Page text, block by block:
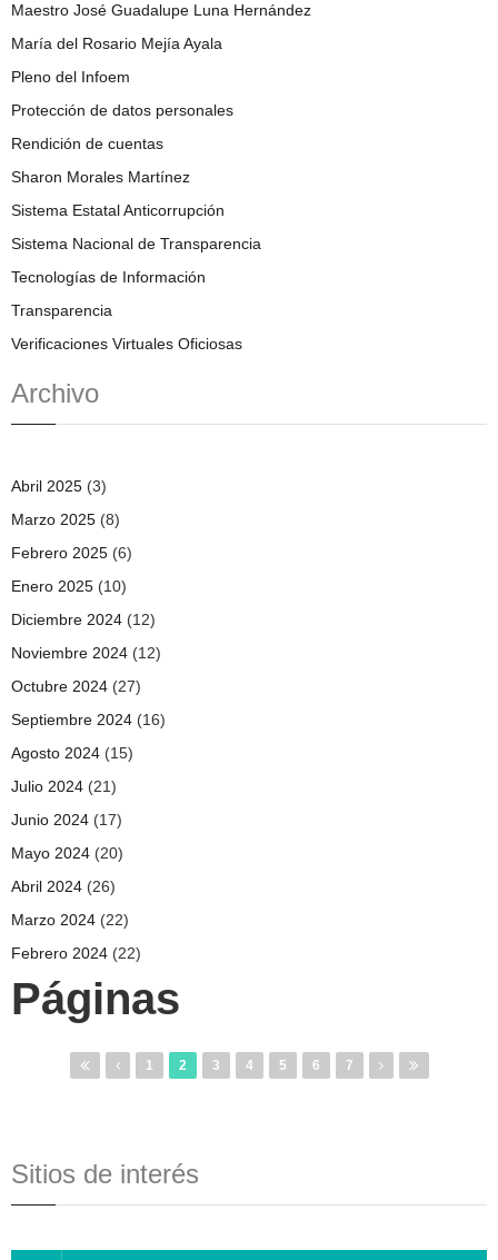
Maestro José Guadalupe Luna Hernández
María del Rosario Mejía Ayala
Pleno del Infoem
Protección de datos personales
Rendición de cuentas
Sharon Morales Martínez
Sistema Estatal Anticorrupción
Sistema Nacional de Transparencia
Tecnologías de Información
Transparencia
Verificaciones Virtuales Oficiosas
Archivo
Abril 2025 (3)
Marzo 2025 (8)
Febrero 2025 (6)
Enero 2025 (10)
Diciembre 2024 (12)
Noviembre 2024 (12)
Octubre 2024 (27)
Septiembre 2024 (16)
Agosto 2024 (15)
Julio 2024 (21)
Junio 2024 (17)
Mayo 2024 (20)
Abril 2024 (26)
Marzo 2024 (22)
Febrero 2024 (22)
Páginas
1 2 3 4 5 6 7
Sitios de interés